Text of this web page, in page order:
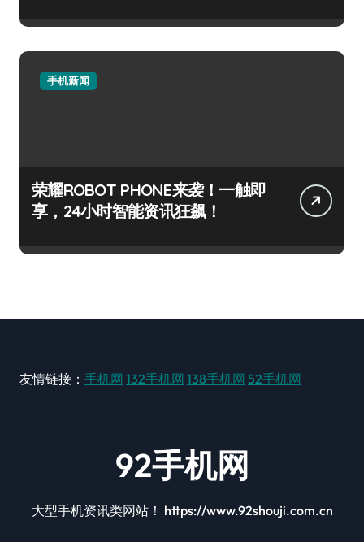
手机新闻
荣耀ROBOT PHONE来袭！一触即
享，24小时智能资讯狂飙！
友情链接： 手机网 132手机网 138手机网 52手机网
92手机网
大型手机资讯类网站！ https://www.92shouji.com.cn